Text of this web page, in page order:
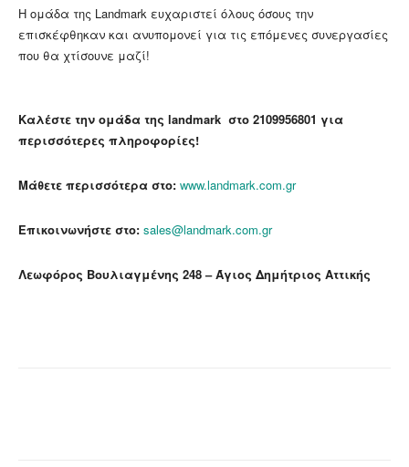
Η ομάδα της Landmark ευχαριστεί όλους όσους την
επισκέφθηκαν και ανυπομονεί για τις επόμενες συνεργασίες
που θα χτίσουνε μαζί!
Καλέστε την ομάδα της landmark στο 2109956801 για
περισσότερες πληροφορίες!
Μάθετε περισσότερα στο: www.landmark.com.gr
Επικοινωνήστε στο: sales@landmark.com.gr
Λεωφόρος Βουλιαγμένης 248 – Άγιος Δημήτριος Αττικής